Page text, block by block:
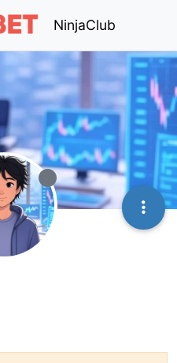
NinjaClub